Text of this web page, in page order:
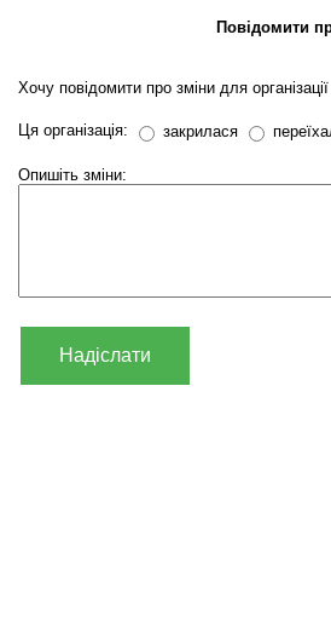
Повідомити
Хочу повідомити про зміни для організації
Ця організація: закрилася
Опишіть зміни:
Надіслати